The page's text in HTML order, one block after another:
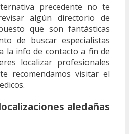
precedente no te
algún directorio de
que son fantásticas
de buscar especialistas
la info de contacto a fin de
localizar profesionales
recomendamos visitar el
aledañas